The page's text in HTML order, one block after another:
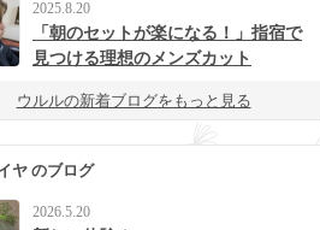
2025.8.20
「朝のセットが楽になる！」指宿で
見つける理想のメンズカット
ウルルの新着ブログをもっと見る
ヤ のブログ
2026.5.20